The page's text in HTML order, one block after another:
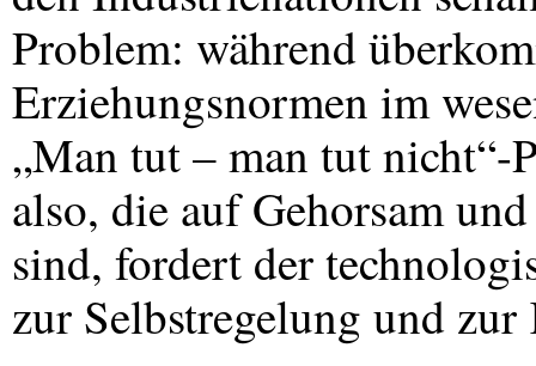
Problem: während
Erziehungsnormen im
„Man tut – man tut
also, die auf Gehorsam
sind, fordert der
zur Selbstregelung und